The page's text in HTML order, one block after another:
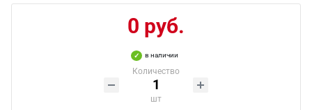
0 руб.
в наличии
Количество
шт